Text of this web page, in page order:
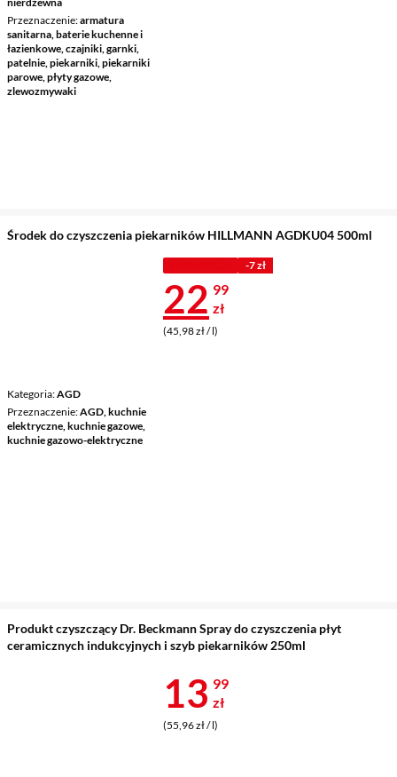
Przeznaczenie armatura
sanitarna, baterie kuchenne i
łazienkowe, czajniki, garnki,
patelnie, piekarniki, piekarniki
parowe, płyty gazowe,
zlewozmywaki
Środek do czyszczenia piekarników HILLMANN AGDKU04 500ml
Kategoria AGD
Przeznaczenie AGD, kuchnie
elektryczne, kuchnie gazowe,
kuchnie gazowo-elektryczne
-7 zł
Cena 22,99
22 99
zł
(45,98 zł / l)
Produkt czyszczący Dr. Beckmann Spray do czyszczenia płyt
ceramicznych indukcyjnych i szyb piekarników 250ml
Cena 13,99
13 99
zł
(55,96 zł / l)